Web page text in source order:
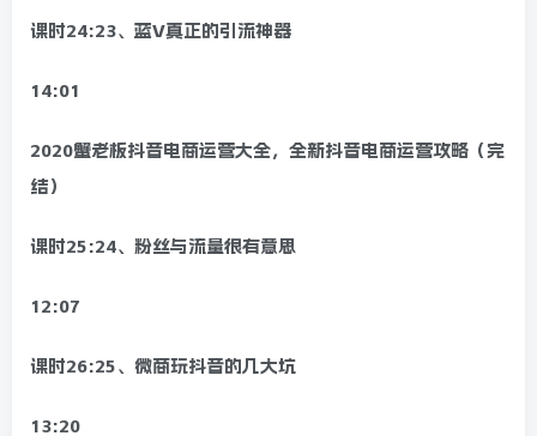
课时24:23、蓝V真正的引流神器
14:01
2020蟹老板抖音电商运营大全，全新抖音电商运营攻略（完
结）
课时25:24、粉丝与流量很有意思
12:07
课时26:25、微商玩抖音的几大坑
13:20